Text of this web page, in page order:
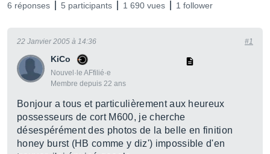
6 réponses 5 participants 1 690 vues 1 follower
KiCo
Nouvel·le AFfilié·e
Membre depuis 22 ans
22 Janvier 2005 à 14:36 #1
Bonjour a tous et particulièrement aux heureux
possesseurs de cort M600, je cherche
désespérément des photos de la belle en finition
honey burst (HB comme y diz') impossible d'en